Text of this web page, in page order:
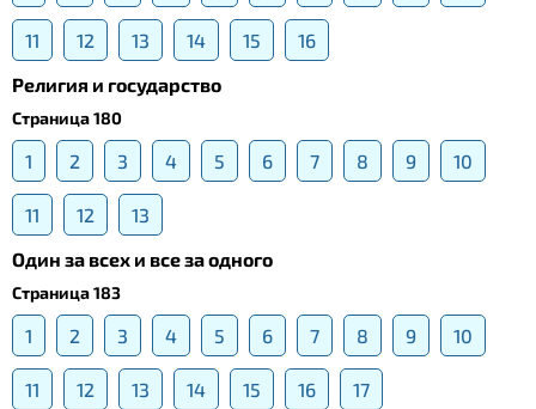
11 12 13 14 15
16
Религия и государство
Страница 180
1 2 3 4 5 6 7 8 9 10
11 12
13
Один за всех и все за одного
Страница 183
1 2 3 4 5 6 7 8 9 10
11 12 13 14 15 16
17